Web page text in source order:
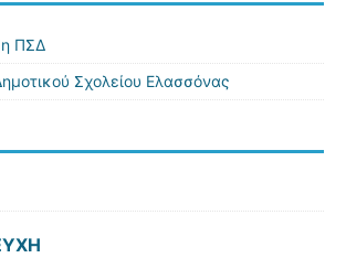
ΠΣΔ
Σχολείου Ελασσόνας